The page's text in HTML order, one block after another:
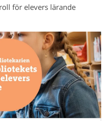
för elevers lärande